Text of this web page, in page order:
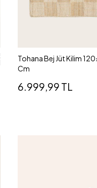
Tohana Bej Jüt Kilim
Cm
6.999,99 TL